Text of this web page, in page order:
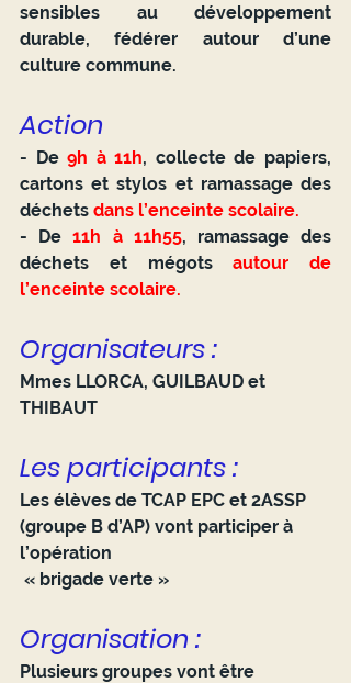
sensibles au développement
durable, fédérer autour d’une
culture commune.
Action
- De 9h à 11h, collecte de papiers,
cartons et stylos et ramassage des
déchets dans l’enceinte scolaire.
- De 11h à 11h55, ramassage des
déchets et mégots autour de
l’enceinte scolaire.
Organisateurs :
Mmes LLORCA, GUILBAUD et
THIBAUT
Les participants :
Les élèves de TCAP EPC et 2ASSP
(groupe B d’AP) vont participer à
l’opération
« brigade verte »
Organisation :
Plusieurs groupes vont être